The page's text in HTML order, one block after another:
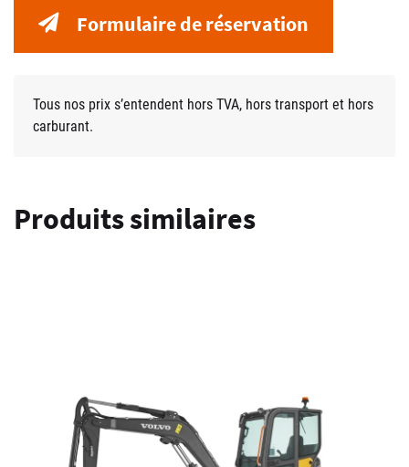
Formulaire de réservation
Tous nos prix s’entendent hors TVA, hors transport et hors
carburant.
Produits similaires